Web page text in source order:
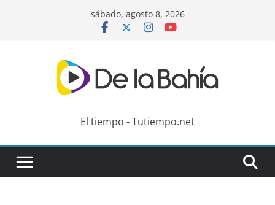
sábado, agosto 8, 2026
El tiempo - Tutiempo.net